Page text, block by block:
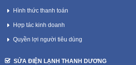
Hình thức thanh toán
Hợp tác kinh doanh
Quyền lợi người tiêu dùng
SỬA ĐIỆN LẠNH THANH DƯƠNG